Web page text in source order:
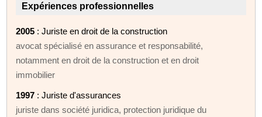
Expériences professionnelles
2005 : Juriste en droit de la construction
avocat spécialisé en assurance et responsabilité,
notamment en droit de la construction et en droit
immobilier
1997 : Juriste d'assurances
juriste dans société juridica, protection juridique du